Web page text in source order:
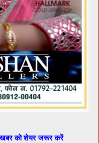
खबर को शेयर जरूर करें